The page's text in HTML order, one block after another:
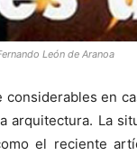
León de Aranoa
en
La
el reciente